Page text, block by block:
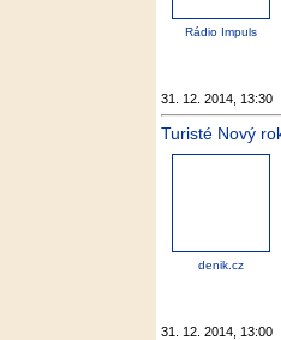
Rádio Impuls
31. 12. 2014, 13:30
Turisté Nový
denik.cz
31. 12. 2014, 13:00